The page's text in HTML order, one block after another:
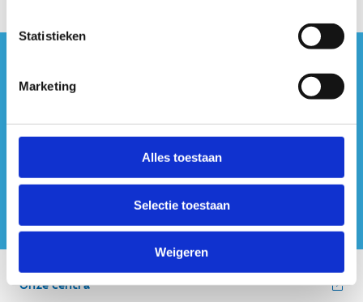
Statistieken
Marketing
Alles toestaan
Selectie toestaan
Weigeren
#sportersbelevenmeer
Onze centra